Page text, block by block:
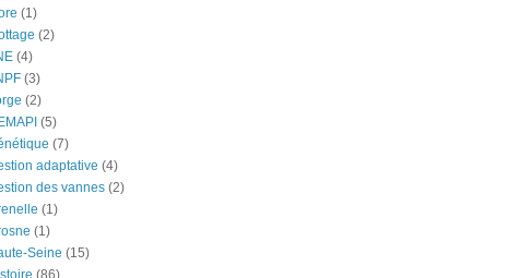
(1)
(2)
(4)
(3)
(2)
(5)
(7)
adaptative (4)
des vannes (2)
(1)
(1)
Seine (15)
(86)